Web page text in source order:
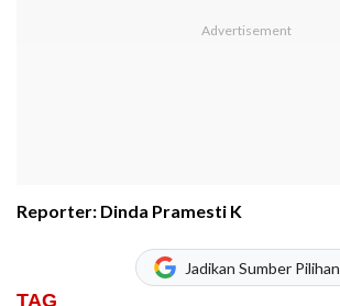
Reporter: Dinda Pramesti K
Jadikan Sumber Pilihan
TAG